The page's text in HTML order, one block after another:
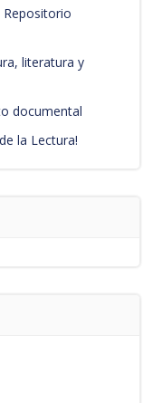
Repositorio
literatura y
documental
la Lectura!